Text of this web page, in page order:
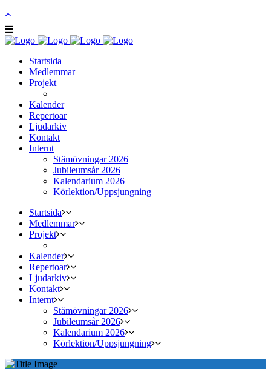
Startsida
Medlemmar
Projekt
Kalender
Repertoar
Ljudarkiv
Kontakt
Internt
Stämövningar 2026
Jubileumsår 2026
Kalendarium 2026
Körlektion/Uppsjungning
Startsida
Medlemmar
Projekt
Kalender
Repertoar
Ljudarkiv
Kontakt
Internt
Stämövningar 2026
Jubileumsår 2026
Kalendarium 2026
Körlektion/Uppsjungning